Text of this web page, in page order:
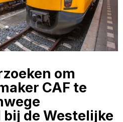
om
CAF te
de Westelijke